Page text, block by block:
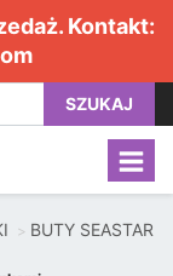
Kontakt:
SZUKAJ
BUTY SEASTAR